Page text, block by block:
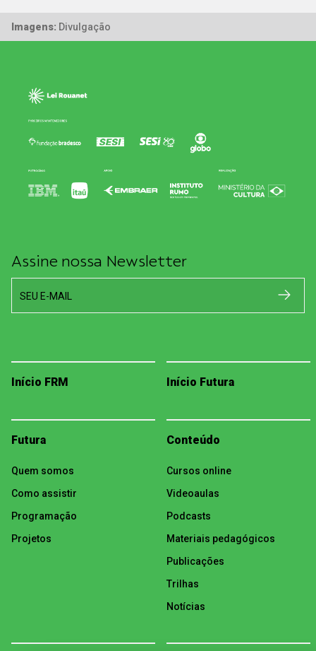
Imagens: Divulgação
Assine nossa Newsletter
SEU E-MAIL
Início FRM Início Futura
Futura
Quem somos
Como assistir
Programação
Projetos
Conteúdo
Cursos online
Videoaulas
Podcasts
Materiais pedagógicos
Publicações
Trilhas
Notícias